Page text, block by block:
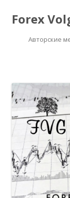
Forex
Авторские